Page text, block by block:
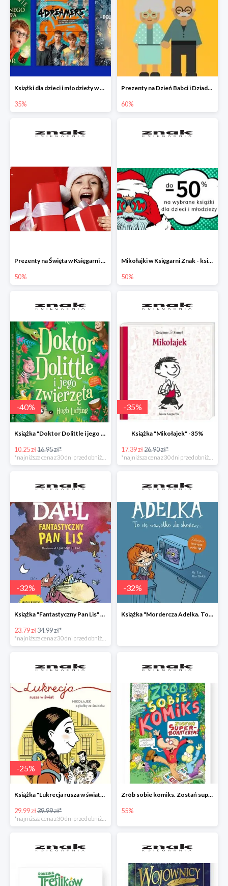
Książki dla dzieci i młodzieży w Księgarni Znak do -35%
35%
Prezenty na Dzień Babci i Dziadka w Księgarni Znak do -60%
60%
Prezenty na Święta w Księgarni Znak -50%
50%
Mikołajki w Księgarni Znak - książki dla dzieci i młodzieży do -50%
50%
-40%
Książka "Doktor Dolittle i jego zwierzęta" -40%
10.25 zł16.95 zł*
*najniższa cena z 30 dni przed obniżką
-35%
Książka "Mikołajek" -35%
17.39 zł26.90 zł*
*najniższa cena z 30 dni przed obniżką
-32%
Książka "Fantastyczny Pan Lis" -32%
23.79 zł34.99 zł*
-32%
Książka "Mordercza Adelka. To się wszystko źle skończy" -32%
-25%
Książka "Lukrecja rusza w świat" -25%
29.99 zł39.99 zł*
*najniższa cena z 30 dni przed obniżką
Zrób sobie komiks. Zostań superbohaterem
55%